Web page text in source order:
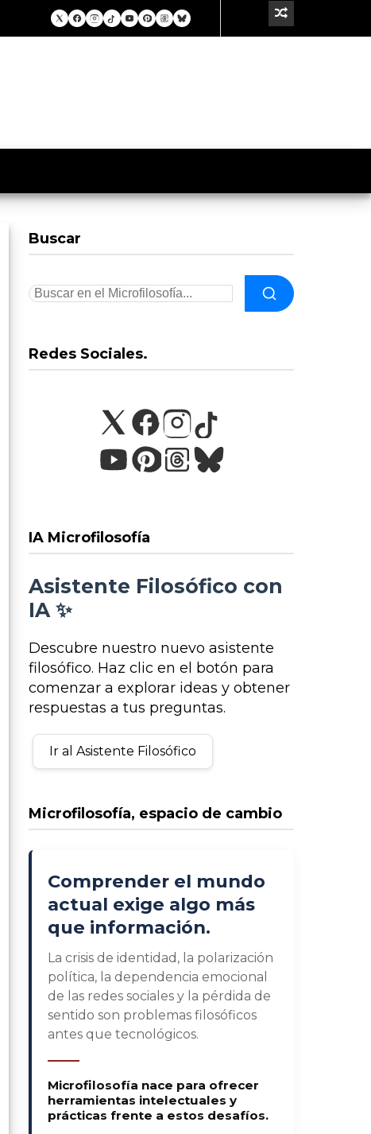
Buscar
Redes Sociales.
IA Microfilosofía
Asistente Filosófico con
IA ✨
Descubre nuestro nuevo asistente
filosófico. Haz clic en el botón para
comenzar a explorar ideas y obtener
respuestas a tus preguntas.
Ir al Asistente Filosófico
Microfilosofía, espacio de cambio
Comprender el mundo
actual exige algo más
que información.
La crisis de identidad, la polarización
política, la dependencia emocional
de las redes sociales y la pérdida de
sentido son problemas filosóficos
antes que tecnológicos.
Microfilosofía nace para ofrecer
herramientas intelectuales y
prácticas frente a estos desafíos.